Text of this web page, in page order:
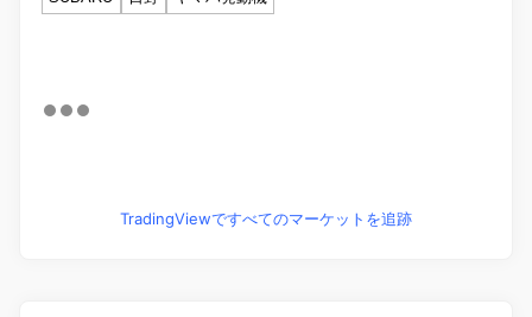
TradingViewですべてのマーケットを追跡